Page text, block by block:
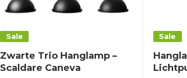
Sale
Zwarte Trio Hanglamp –
Scaldare Caneva
Sale